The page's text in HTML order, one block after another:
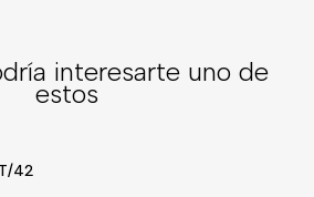
interesarte uno de
estos
T/42